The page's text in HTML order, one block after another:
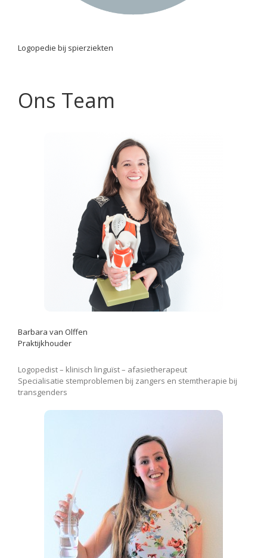
Logopedie bij spierziekten
Ons Team
Barbara van Olffen
Praktijkhouder
Logopedist – klinisch linguïst – afasietherapeut
Specialisatie stemproblemen bij zangers en stemtherapie bij
transgenders